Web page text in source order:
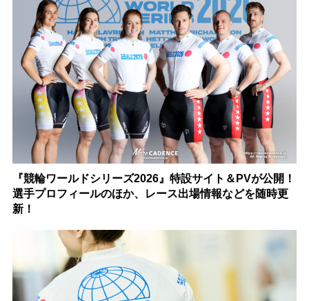
『競輪ワールドシリーズ2026』特設サイト＆PVが公開！
選手プロフィールのほか、レース出場情報などを随時更
新！